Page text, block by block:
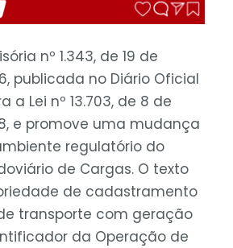
nº 1.343, de 19 de
publicada no Diário Oficial
a Lei nº 13.703, de 8 de
e promove uma mudança
regulatório do
de Cargas. O texto
de cadastramento
transporte com geração
da Operação de